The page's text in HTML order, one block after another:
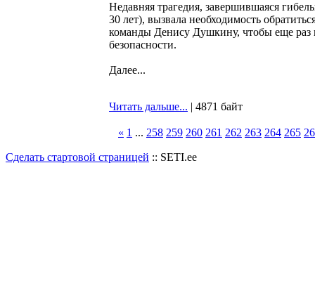
Недавняя трагедия, завершившаяся
30 лет), вызвала необходимость
команды Денису Душкину, чтобы еще раз
безопасности.
Далее...
Читать дальше... | 4871 байт
« 1 ... 258 259 260 261 262 263 264 265
Сделать стартовой страницей :: SETI.ee